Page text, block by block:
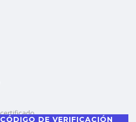
CÓDIGO DE VERIFICACIÓN